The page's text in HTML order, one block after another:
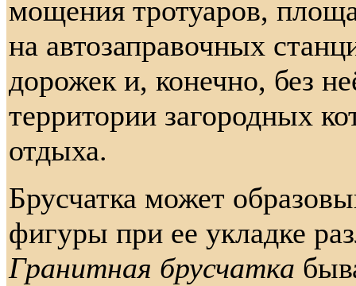
мощения тротуаров,
на автозаправочных
дорожек и, конечно, без
территории загородных
отдыха.
Брусчатка может
фигуры при ее укладке
Гранитная брусчатка